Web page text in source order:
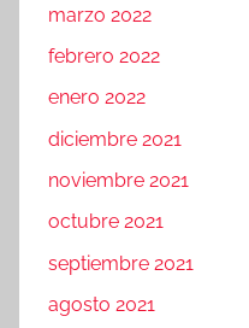
marzo 2022
febrero 2022
enero 2022
diciembre 2021
noviembre 2021
octubre 2021
septiembre 2021
agosto 2021